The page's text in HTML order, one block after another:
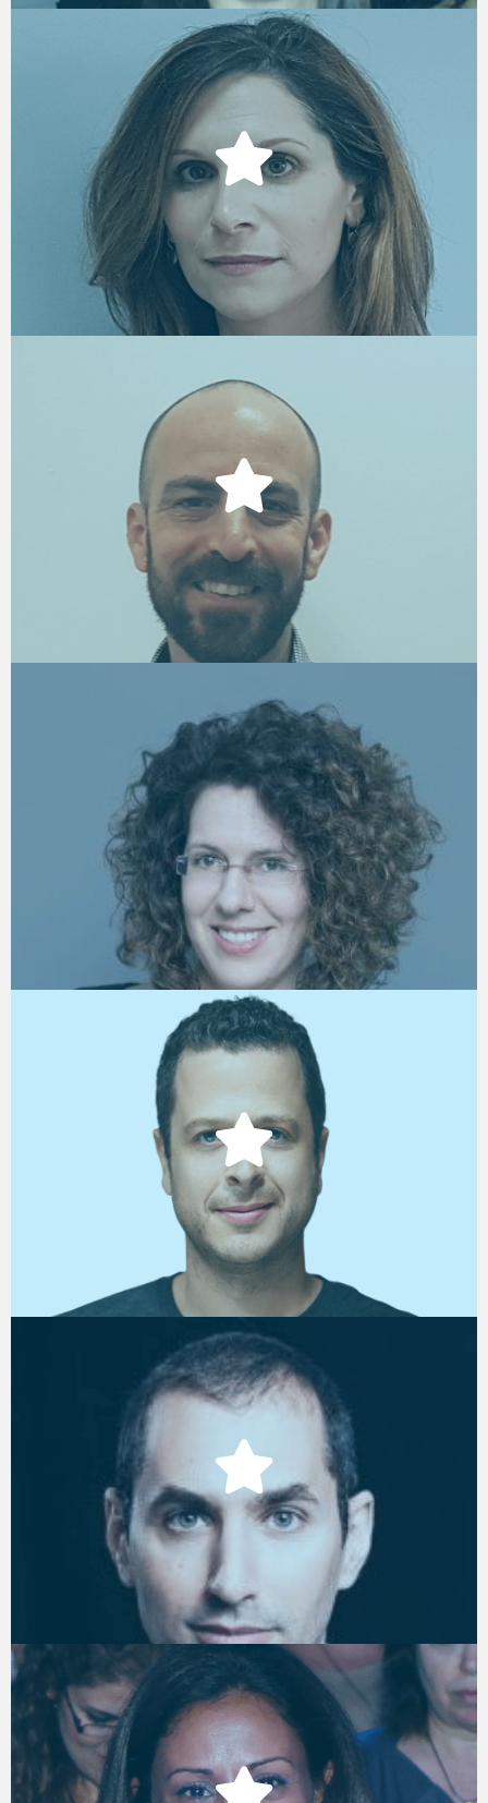
אדוה תלם
סמנכ"ל משאבי אנוש, פלסאון
אבי דנטס
מנהל תחום גיוס, לאומי קארד
רותם קציר
HR Evangelist
לירן קוצר
Founder & CEO, Woo
ג'קי חזן
CEO & Founder, Intervyo
יפעת שרעבי